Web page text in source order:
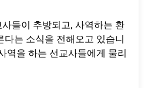
들이 추방되고, 사역하는 환
다는 소식을 전해오고 있습니
역을 하는 선교사들에게 물리